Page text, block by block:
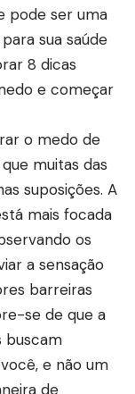
pode ser uma
sua saúde
8 dicas
e começar
o medo de
muitas das
suposições. A
mais focada
os
a sensação
barreiras
se de que a
buscam
e não um
de